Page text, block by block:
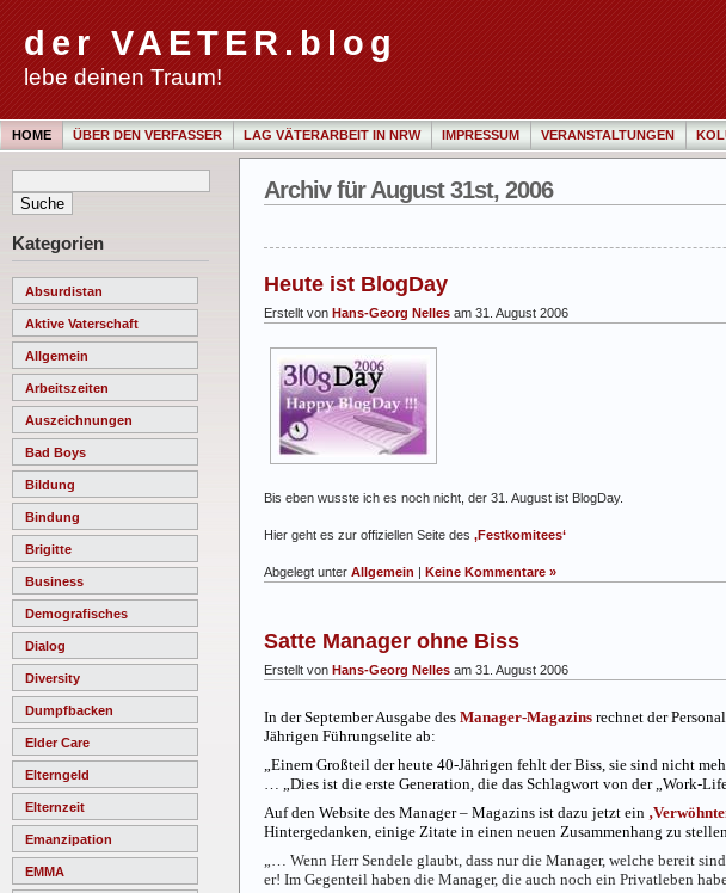
der VAETER.blog
lebe deinen Traum!
HOME ÜBER DEN VERFASSER LAG VÄTERARBEIT IN NRW IMPRESSUM VERANSTALTUNGEN
Kategorien
Absurdistan
Aktive Vaterschaft
Allgemein
Arbeitszeiten
Auszeichnungen
Bad Boys
Bildung
Bindung
Brigitte
Business
Demografisches
Dialog
Diversity
Dumpfbacken
Elder Care
Elterngeld
Elternzeit
Emanzipation
EMMA
Archiv für August 31st, 2006
Heute ist BlogDay
Erstellt von Hans-Georg Nelles am 31. August 2006
Bis eben wusste ich es noch nicht, der 31. August ist BlogDay.
Hier geht es zur offiziellen Seite des ‚Festkomitees‘
Abgelegt unter Allgemein | Keine Kommentare »
Satte Manager ohne Biss
Erstellt von Hans-Georg Nelles am 31. August 2006
In der September Ausgabe des Manager-Magazins rechnet der
Jährigen Führungselite ab:
„Einem Großteil der heute 40-Jährigen fehlt der Biss, sie sind nicht
… „Dies ist die erste Generation, die das Schlagwort von der „Work-
Auf den Website des Manager – Magazins ist dazu jetzt ein
Hintergedanken, einige Zitate in einen neuen Zusammenhang zu
„… Wenn Herr Sendele glaubt, dass nur die Manager, welche bereit
er! Im Gegenteil haben die Manager, die auch noch ein Privatleben